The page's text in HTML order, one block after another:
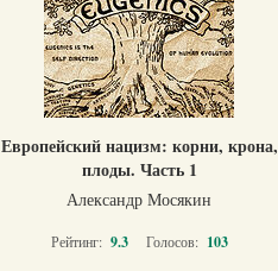
Европейский нацизм: корни, крона,
плоды. Часть 1
Александр Мосякин
Рейтинг: 9.3 Голосов: 103